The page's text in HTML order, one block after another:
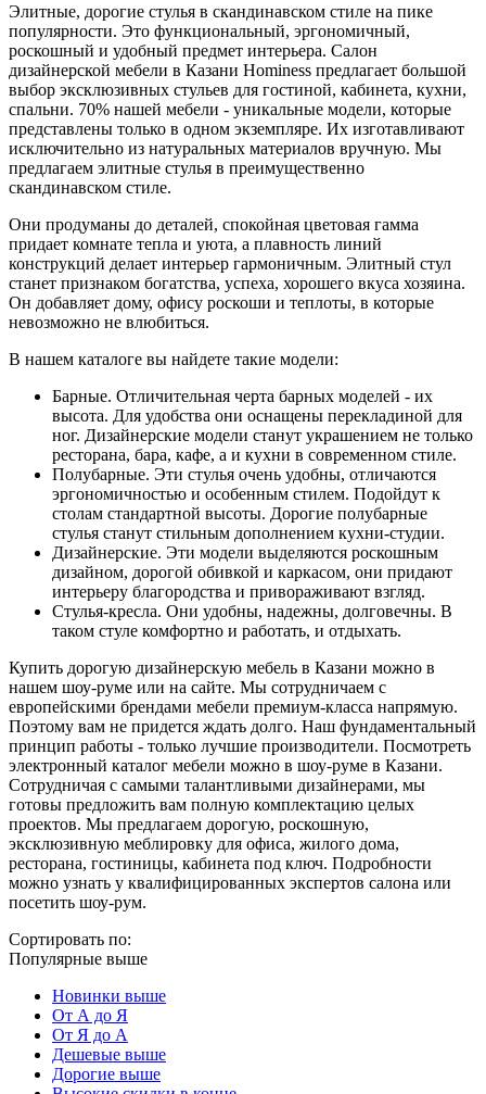
Элитные, дорогие стулья в скандинавском стиле на пике
популярности. Это функциональный, эргономичный,
роскошный и удобный предмет интерьера. Салон
дизайнерской мебели в Казани Hominess предлагает большой
выбор эксклюзивных стульев для гостиной, кабинета, кухни,
спальни. 70% нашей мебели - уникальные модели, которые
представлены только в одном экземпляре. Их изготавливают
исключительно из натуральных материалов вручную. Мы
предлагаем элитные стулья в преимущественно
скандинавском стиле.
Они продуманы до деталей, спокойная цветовая гамма
придает комнате тепла и уюта, а плавность линий
конструкций делает интерьер гармоничным. Элитный стул
станет признаком богатства, успеха, хорошего вкуса хозяина.
Он добавляет дому, офису роскоши и теплоты, в которые
невозможно не влюбиться.
В нашем каталоге вы найдете такие модели:
Барные. Отличительная черта барных моделей - их
высота. Для удобства они оснащены перекладиной для
ног. Дизайнерские модели станут украшением не только
ресторана, бара, кафе, а и кухни в современном стиле.
Полубарные. Эти стулья очень удобны, отличаются
эргономичностью и особенным стилем. Подойдут к
столам стандартной высоты. Дорогие полубарные
стулья станут стильным дополнением кухни-студии.
Дизайнерские. Эти модели выделяются роскошным
дизайном, дорогой обивкой и каркасом, они придают
интерьеру благородства и привораживают взгляд.
Стулья-кресла. Они удобны, надежны, долговечны. В
таком стуле комфортно и работать, и отдыхать.
Купить дорогую дизайнерскую мебель в Казани можно в
нашем шоу-руме или на сайте. Мы сотрудничаем с
европейскими брендами мебели премиум-класса напрямую.
Поэтому вам не придется ждать долго. Наш фундаментальный
принцип работы - только лучшие производители. Посмотреть
электронный каталог мебели можно в шоу-руме в Казани.
Сотрудничая с самыми талантливыми дизайнерами, мы
готовы предложить вам полную комплектацию целых
проектов. Мы предлагаем дорогую, роскошную,
эксклюзивную меблировку для офиса, жилого дома,
ресторана, гостиницы, кабинета под ключ. Подробности
можно узнать у квалифицированных экспертов салона или
посетить шоу-рум.
Сортировать по:
Популярные выше
Новинки выше
От А до Я
От Я до А
Дешевые выше
Дорогие выше